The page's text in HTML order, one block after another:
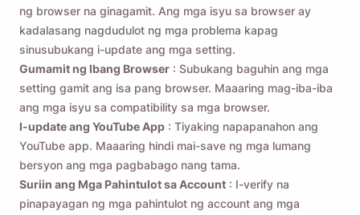
ng browser na ginagamit. Ang mga isyu sa browser ay
kadalasang nagdudulot ng mga problema kapag
sinusubukang i-update ang mga setting.
Gumamit ng Ibang Browser : Subukang baguhin ang mga
setting gamit ang isa pang browser. Maaaring mag-iba-iba
ang mga isyu sa compatibility sa mga browser.
I-update ang YouTube App : Tiyaking napapanahon ang
YouTube app. Maaaring hindi mai-save ng mga lumang
bersyon ang mga pagbabago nang tama.
Suriin ang Mga Pahintulot sa Account : I-verify na
pinapayagan ng mga pahintulot ng account ang mga